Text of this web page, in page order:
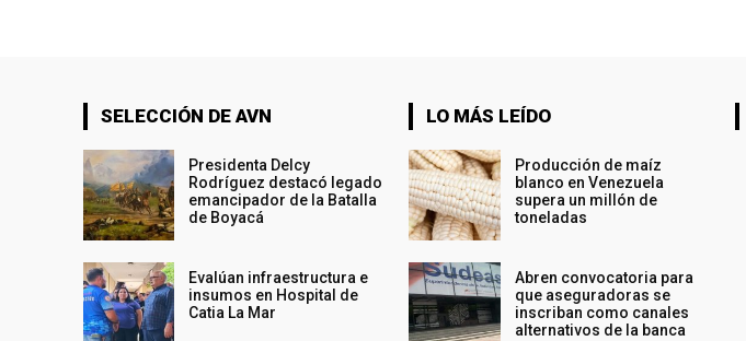
SELECCIÓN DE AVN
Presidenta Delcy
Rodríguez destacó legado
emancipador de la Batalla
de Boyacá
Evalúan infraestructura e
insumos en Hospital de
Catia La Mar
LO MÁS LEÍDO
Producción de maíz
blanco en Venezuela
supera un millón de
toneladas
Abren convocatoria para
que aseguradoras se
inscriban como canales
alternativos de la banca